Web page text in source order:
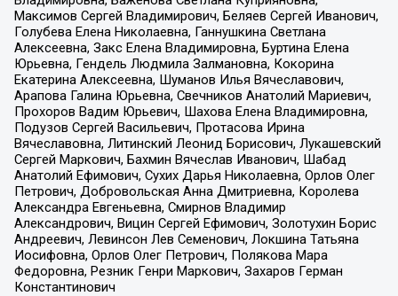
Максимов Сергей Владимирович, Беляев Сергей Иванович,
Голубева Елена Николаевна, Ганнушкина Светлана
Алексеевна, Закс Елена Владимировна, Буртина Елена
Юрьевна, Гендель Людмила Залмановна, Кокорина
Екатерина Алексеевна, Шуманов Илья Вячеславович,
Арапова Галина Юрьевна, Свечников Анатолий Мариевич,
Прохоров Вадим Юрьевич, Шахова Елена Владимировна,
Подузов Сергей Васильевич, Протасова Ирина
Вячеславовна, Литинский Леонид Борисович, Лукашевский
Сергей Маркович, Бахмин Вячеслав Иванович, Шабад
Анатолий Ефимович, Сухих Дарья Николаевна, Орлов Олег
Петрович, Добровольская Анна Дмитриевна, Королева
Александра Евгеньевна, Смирнов Владимир
Александрович, Вицин Сергей Ефимович, Золотухин Борис
Андреевич, Левинсон Лев Семенович, Локшина Татьяна
Иосифовна, Орлов Олег Петрович, Полякова Мара
Федоровна, Резник Генри Маркович, Захаров Герман
Константинович